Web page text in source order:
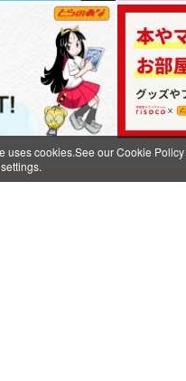
uses cookies.See our Cookie
だってそれはもうどうしよ
もないこと
麦わらかいと